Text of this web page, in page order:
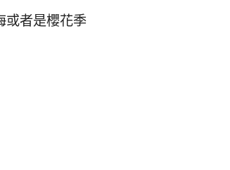
或者是櫻花季